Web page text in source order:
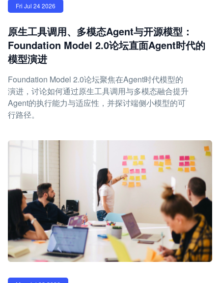
Fri Jul 24 2026
原生工具调用、多模态Agent与开源模型：
Foundation Model 2.0论坛直面Agent时代的
模型演进
Foundation Model 2.0论坛聚焦在Agent时代模型的
演进，讨论如何通过原生工具调用与多模态融合提升
Agent的执行能力与适应性，并探讨端侧小模型的可
行路径。